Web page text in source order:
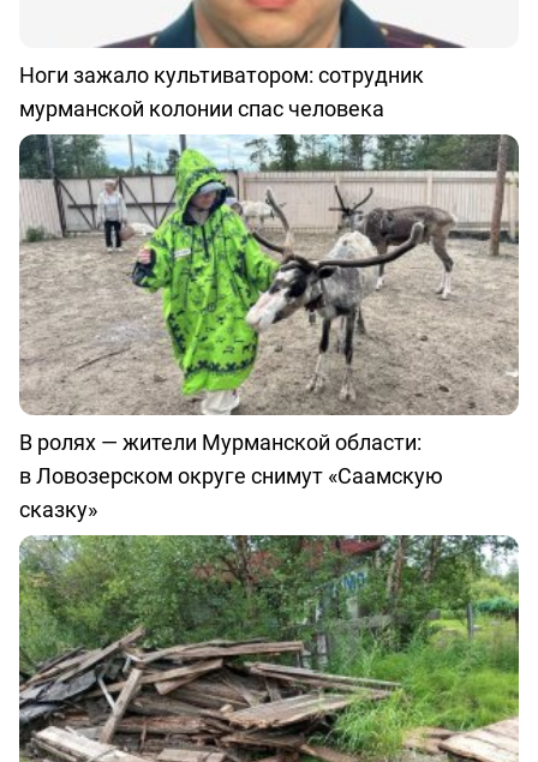
Ноги зажало культиватором: сотрудник
мурманской колонии спас человека
В ролях — жители Мурманской области:
в Ловозерском округе снимут «Саамскую
сказку»